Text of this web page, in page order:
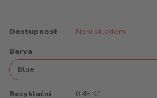
Dostupnost Není skladem
Barva
Recyklační
0,48 Kč